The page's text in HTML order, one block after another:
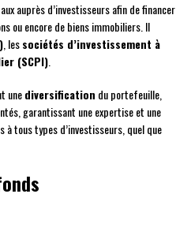
auprès d’investisseurs afin de financer
ou encore de biens immobiliers. Il
, lessociétés d’investissement à
(SCPI)
unediversification du portefeuille,
garantissant une expertise et une
tous types d’investisseurs, quel que